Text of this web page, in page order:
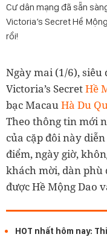
Cư dân mạng đã sẵn
Victoria’s Secret Hề
rồi!
Ngày mai (1/6),
Victoria’s SecretHề
bạc MacauHà Du
Theo thông tin mới
của cặp đôi này
điểm, ngày giờ,
khách mời, dàn phù
được Hề Mộng Dao
HOT nhất hôm nay: